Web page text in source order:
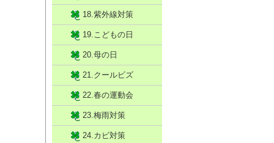
18.紫外線対策
19.こどもの日
20.母の日
21.クールビズ
22.春の運動会
23.梅雨対策
24.カビ対策